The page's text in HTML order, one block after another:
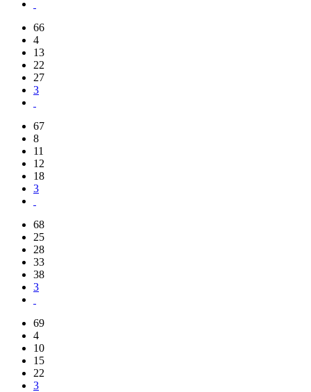
66
4
13
22
27
3
67
8
11
12
18
3
68
25
28
33
38
3
69
4
10
15
22
3